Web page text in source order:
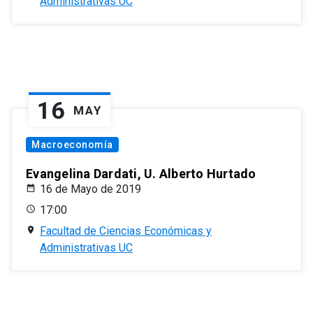
16 MAY
Macroeconomía
Evangelina Dardati, U. Alberto Hurtado
16 de Mayo de 2019
17:00
Facultad de Ciencias Económicas y
Administrativas UC